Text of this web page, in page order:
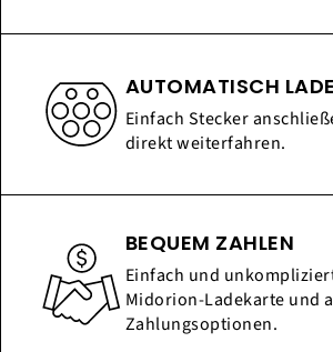
AUTOMATISCH
Einfach Stecker
direkt weiterfahren.
BEQUEM ZAHLEN
Einfach und
Midorion-Ladekarte und
Zahlungsoptionen.